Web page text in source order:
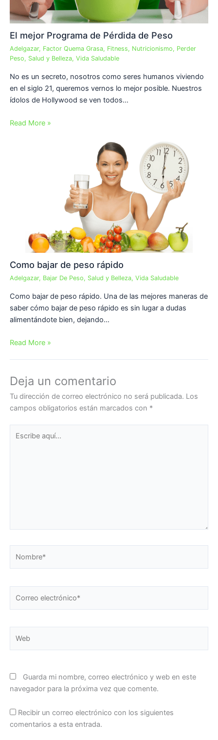
El mejor Programa de Pérdida de Peso
Adelgazar, Factor Quema Grasa, Fitness, Nutricionismo, Perder
Peso, Salud y Belleza, Vida Saludable
No es un secreto, nosotros como seres humanos viviendo
en el siglo 21, queremos vernos lo mejor posible. Nuestros
ídolos de Hollywood se ven todos…
Read More »
Como bajar de peso rápido
Adelgazar, Bajar De Peso, Salud y Belleza, Vida Saludable
Como bajar de peso rápido. Una de las mejores maneras de
saber cómo bajar de peso rápido es sin lugar a dudas
alimentándote bien, dejando…
Read More »
Deja un comentario
Tu dirección de correo electrónico no será publicada. Los
campos obligatorios están marcados con *
electrónico*
Guarda mi nombre, correo electrónico y web en este
navegador para la próxima vez que comente.
Recibir un correo electrónico con los siguientes
comentarios a esta entrada.